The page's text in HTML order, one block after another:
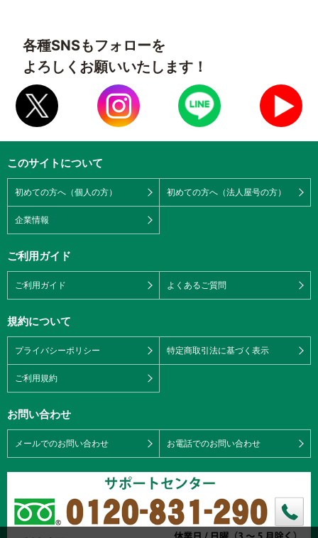
各種SNSもフォローを
よろしくお願いいたします！
このサイトについて
初めての方へ（個人の方） 初めての方へ（法人屋号の方）
企業情報
ご利用ガイド
ご利用ガイド よくあるご質問
規約について
プライバシーポリシー 特定商取引法に基づく表示
ご利用規約
お問い合わせ
メールでのお問い合わせ お電話でのお問い合わせ